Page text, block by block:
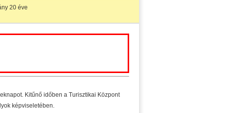
20 éve
Kitűnő időben a Turisztikai Központ
képviseletében.